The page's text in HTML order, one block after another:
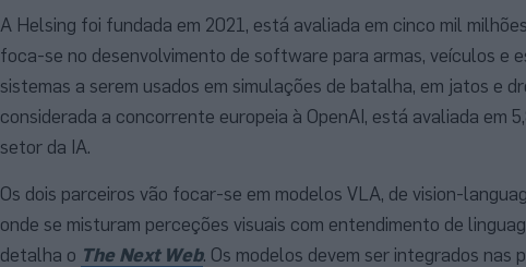
A Helsing foi fundada em 2021, está avaliada em cinco mil
foca-se no desenvolvimento de software para armas, veículos e
sistemas a serem usados em simulações de batalha, em jatos e
considerada a concorrente europeia à OpenAI, está avaliada em
setor da IA.
Os dois parceiros vão focar-se em modelos VLA, de vision-
onde se misturam perceções visuais com entendimento de
detalha o The Next Web. Os modelos devem ser integrados